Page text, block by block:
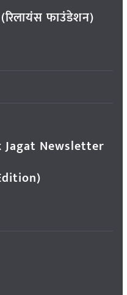
फाउंडेशन)
Jagat Newsletter